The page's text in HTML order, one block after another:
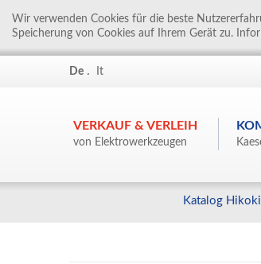
Wir verwenden Cookies für die beste
Speicherung von Cookies auf Ihrem Gerät zu.
De . It
VERKAUF & VERLEIH
von Elektrowerkzeugen
Katalog Hikoki